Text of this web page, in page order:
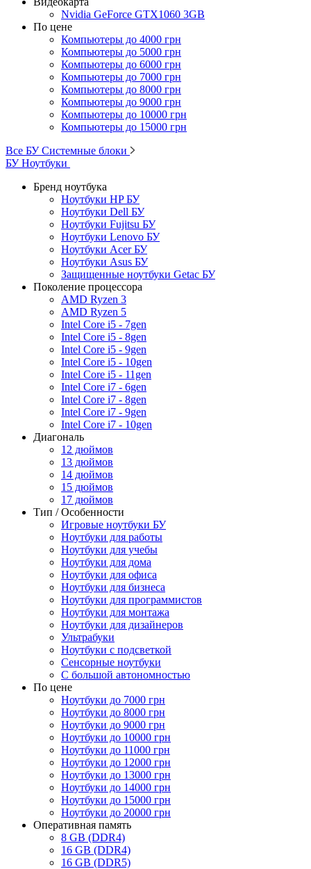
Nvidia GeForce GTX1060 3GB
По цене
Компьютеры до 4000 грн
Компьютеры до 5000 грн
Компьютеры до 6000 грн
Компьютеры до 7000 грн
Компьютеры до 8000 грн
Компьютеры до 9000 грн
Компьютеры до 10000 грн
Компьютеры до 15000 грн
Все БУ Системные блоки
БУ Ноутбуки
Бренд ноутбука
Ноутбуки HP БУ
Ноутбуки Dell БУ
Ноутбуки Fujitsu БУ
Ноутбуки Lenovo БУ
Ноутбуки Acer БУ
Ноутбуки Asus БУ
Защищенные ноутбуки Getac БУ
Поколение процессора
AMD Ryzen 3
AMD Ryzen 5
Intel Core i5 - 7gen
Intel Core i5 - 8gen
Intel Core i5 - 9gen
Intel Core i5 - 10gen
Intel Core i5 - 11gen
Intel Core i7 - 6gen
Intel Core i7 - 8gen
Intel Core i7 - 9gen
Intel Core i7 - 10gen
Диагональ
12 дюймов
13 дюймов
14 дюймов
15 дюймов
17 дюймов
Тип / Особенности
Игровые ноутбуки БУ
Ноутбуки для работы
Ноутбуки для учебы
Ноутбуки для дома
Ноутбуки для офиса
Ноутбуки для бизнеса
Ноутбуки для программистов
Ноутбуки для монтажа
Ноутбуки для дизайнеров
Ультрабуки
Ноутбуки с подсветкой
Сенсорные ноутбуки
С большой автономностью
По цене
Ноутбуки до 7000 грн
Ноутбуки до 8000 грн
Ноутбуки до 9000 грн
Ноутбуки до 10000 грн
Ноутбуки до 11000 грн
Ноутбуки до 12000 грн
Ноутбуки до 13000 грн
Ноутбуки до 14000 грн
Ноутбуки до 15000 грн
Ноутбуки до 20000 грн
Оперативная память
8 GB (DDR4)
16 GB (DDR4)
16 GB (DDR5)